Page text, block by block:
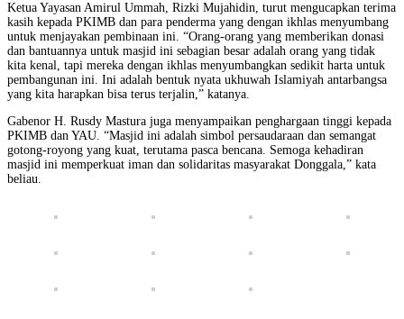
Ketua Yayasan Amirul Ummah, Rizki Mujahidin, turut mengucapkan terima
kasih kepada PKIMB dan para penderma yang dengan ikhlas menyumbang
untuk menjayakan pembinaan ini. “Orang-orang yang memberikan donasi
dan bantuannya untuk masjid ini sebagian besar adalah orang yang tidak
kita kenal, tapi mereka dengan ikhlas menyumbangkan sedikit harta untuk
pembangunan ini. Ini adalah bentuk nyata ukhuwah Islamiyah antarbangsa
yang kita harapkan bisa terus terjalin,” katanya.
Gabenor H. Rusdy Mastura juga menyampaikan penghargaan tinggi kepada
PKIMB dan YAU. “Masjid ini adalah simbol persaudaraan dan semangat
gotong-royong yang kuat, terutama pasca bencana. Semoga kehadiran
masjid ini memperkuat iman dan solidaritas masyarakat Donggala,” kata
beliau.